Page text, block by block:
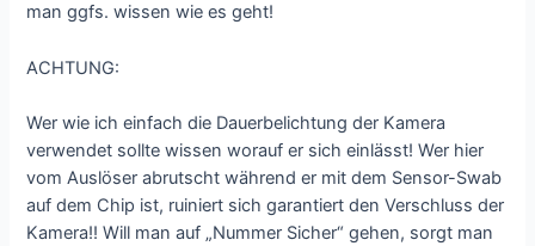
man ggfs. wissen wie es geht!
ACHTUNG:
Wer wie ich einfach die Dauerbelichtung der Kamera
verwendet sollte wissen worauf er sich einlässt! Wer hier
vom Auslöser abrutscht während er mit dem Sensor-Swab
auf dem Chip ist, ruiniert sich garantiert den Verschluss der
Kamera!! Will man auf „Nummer Sicher“ gehen, sorgt man